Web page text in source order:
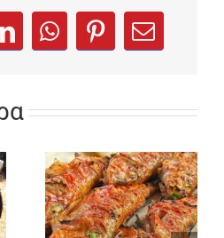
tab)
in a new tab)
LinkedIn
(opens in a new tab)
WhatsApp
(opens in a new tab)
Pinterest
(opens in a
Email